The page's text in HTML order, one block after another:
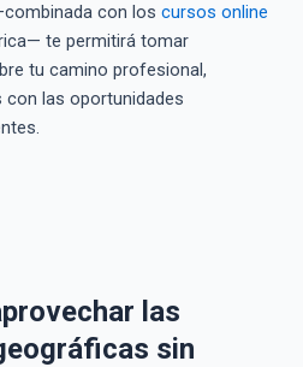
con los cursos online
te permitirá tomar
tu camino profesional,
con las oportunidades
las
sin